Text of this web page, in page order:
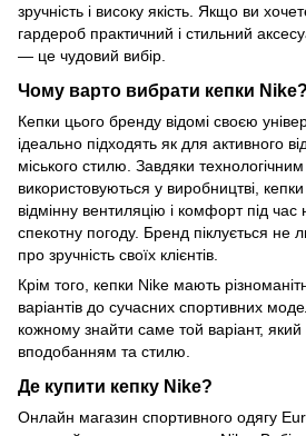
зручність і високу якість. Якщо ви
гардероб практичний і стильний
— це чудовий вибір.
Чому варто вибрати кепки Nike?
Кепки цього бренду відомі своєю
ідеально підходять як для активного
міського стилю. Завдяки
використовуються у виробництві,
відмінну вентиляцію і комфорт під час
спекотну погоду. Бренд піклується не
про зручність своїх клієнтів.
Крім того, кепки Nike мають
варіантів до сучасних спортивних
кожному знайти саме той варіант, який
вподобанням та стилю.
Де купити кепку Nike?
Онлайн магазин спортивного одягу